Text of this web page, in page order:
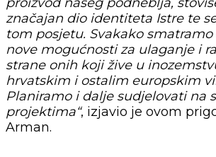
značajan dio identiteta Istre te
tom posjetu. Svakako
nove mogućnosti za ulaganje i
strane onih koji žive u
hrvatskim i ostalim europskim
Planiramo i dalje sudjelovati na
projektima“, izjavio je ovom
Arman.